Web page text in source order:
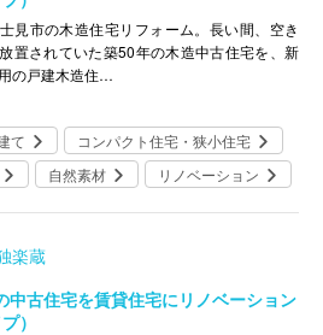
見市の木造住宅リフォーム。長い間、空き
置されていた築50年の木造中古住宅を、新
の戸建木造住…
て
コンパクト住宅・狭小住宅
自然素材 リノベーション
楽蔵
中古住宅を賃貸住宅にリノベーション
）